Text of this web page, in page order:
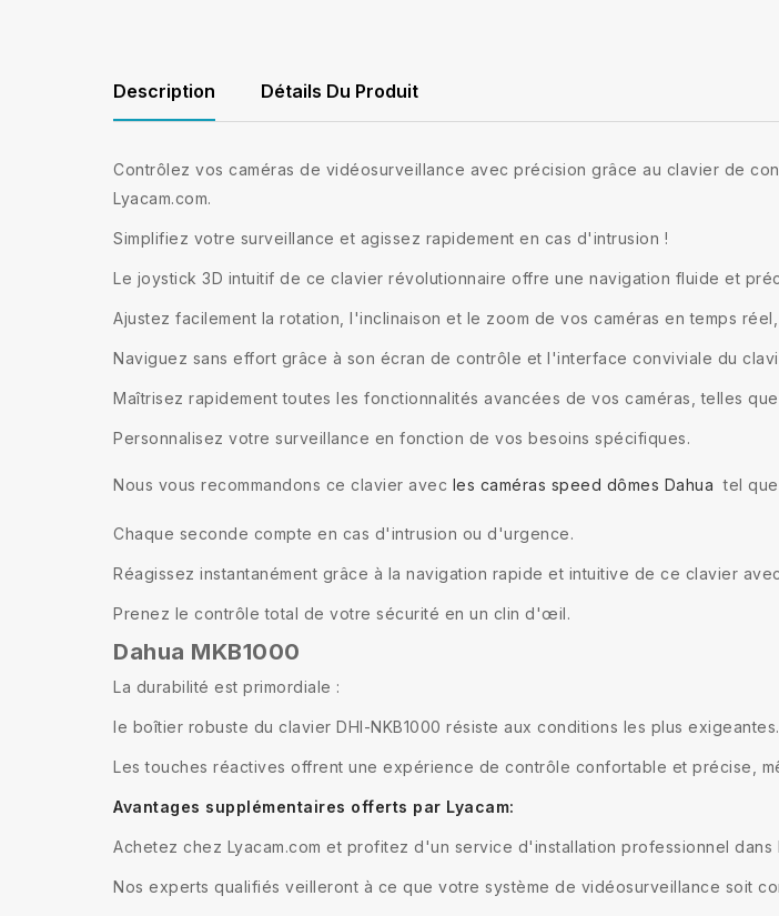
Description Détails Du Produit
Contrôlez vos caméras de vidéosurveillance avec précision grâce au clavier de
Lyacam.com.
Simplifiez votre surveillance et agissez rapidement en cas d'intrusion !
Le joystick 3D intuitif de ce clavier révolutionnaire offre une navigation fluide et
Ajustez facilement la rotation, l'inclinaison et le zoom de vos caméras en temps
Naviguez sans effort grâce à son écran de contrôle et l'interface conviviale du
Maîtrisez rapidement toutes les fonctionnalités avancées de vos caméras, telles
Personnalisez votre surveillance en fonction de vos besoins spécifiques.
Nous vous recommandons ce clavier avec les caméras speed dômes Dahua tel
Chaque seconde compte en cas d'intrusion ou d'urgence.
Réagissez instantanément grâce à la navigation rapide et intuitive de ce clavier
Prenez le contrôle total de votre sécurité en un clin d'œil.
Dahua MKB1000
La durabilité est primordiale :
le boîtier robuste du clavier DHI-NKB1000 résiste aux conditions les plus exigeantes.
Les touches réactives offrent une expérience de contrôle confortable et précise,
Avantages supplémentaires offerts par Lyacam:
Achetez chez Lyacam.com et profitez d'un service d'installation professionnel dans
Nos experts qualifiés veilleront à ce que votre système de vidéosurveillance soit